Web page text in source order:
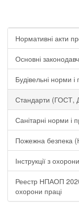
Нормативні акти
Основні
Будівельні норми
Стандарти (ГОСТ,
Санітарні норми і
Пожежна безпека
Інструкції з
Реестр НПАОП
охорони праці